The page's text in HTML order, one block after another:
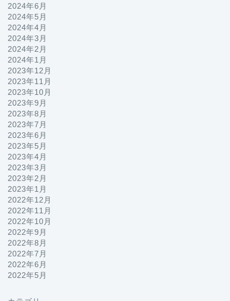
2024年6月
2024年5月
2024年4月
2024年3月
2024年2月
2024年1月
2023年12月
2023年11月
2023年10月
2023年9月
2023年8月
2023年7月
2023年6月
2023年5月
2023年4月
2023年3月
2023年2月
2023年1月
2022年12月
2022年11月
2022年10月
2022年9月
2022年8月
2022年7月
2022年6月
2022年5月